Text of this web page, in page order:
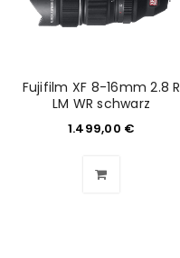
Fujifilm XF 8-16mm 2.8 R
LM WR schwarz
1.499,00 €